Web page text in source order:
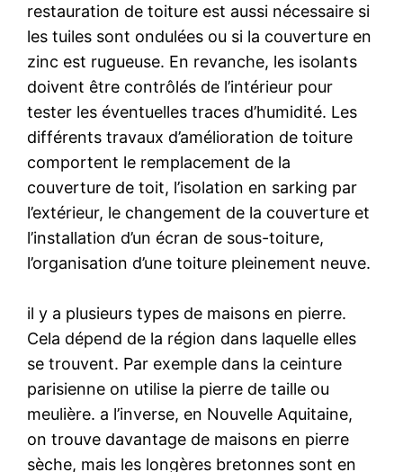
restauration de toiture est aussi nécessaire si
les tuiles sont ondulées ou si la couverture en
zinc est rugueuse. En revanche, les isolants
doivent être contrôlés de l’intérieur pour
tester les éventuelles traces d’humidité. Les
différents travaux d’amélioration de toiture
comportent le remplacement de la
couverture de toit, l’isolation en sarking par
l’extérieur, le changement de la couverture et
l’installation d’un écran de sous-toiture,
l’organisation d’une toiture pleinement neuve.
il y a plusieurs types de maisons en pierre.
Cela dépend de la région dans laquelle elles
se trouvent. Par exemple dans la ceinture
parisienne on utilise la pierre de taille ou
meulière. a l’inverse, en Nouvelle Aquitaine,
on trouve davantage de maisons en pierre
sèche, mais les longères bretonnes sont en